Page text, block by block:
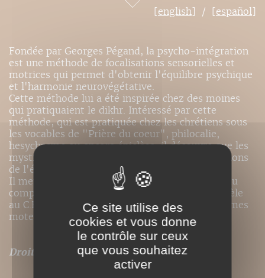
[english] [español]
Fondée par Georges Pégand, la psycho-intégration
est une méthode de focalisations sensorielles et
motrices qui permet d'obtenir l'équilibre psychique
et l'harmonie neurovégétative.
Cette méthode lui a été inspirée chez des moines
qui pratiquaient le dikhr. Intéressé par cette
méthode, qui est pratiquée chez les chrétiens sous
les vocables de "Prière du coeur", philocalie,
hesychasme ou encore épiclèse, il découvre que les
mystiques avaient réalisé les meilleures conditions
de l'équilibre nerveux dans et par la prière.
Il met au point un modèle neurocybernétique du
comportement humain et expérimente ce modèle
au C.H.U. de Bordeaux et dans un centre d'infirmes
moteurs-cérébraux.
Droits de traduction disponibles pour ce titre
Ce site utilise des
cookies et vous donne
le contrôle sur ceux
que vous souhaitez
activer